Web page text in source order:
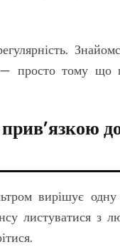
просто тому що
вирішує
листуватися з